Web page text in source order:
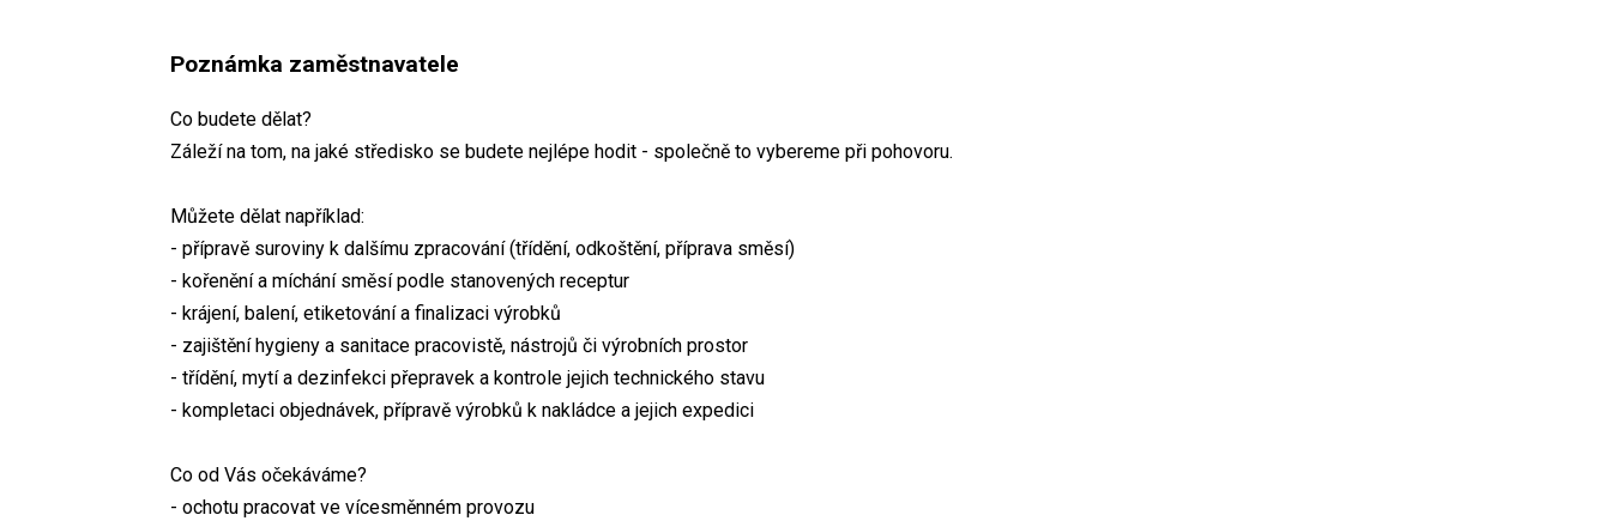
Poznámka zaměstnavatele
Co budete dělat?
Záleží na tom, na jaké středisko se budete nejlépe hodit - společně to vybereme při pohovoru.
Můžete dělat například:
- přípravě suroviny k dalšímu zpracování (třídění, odkoštění, příprava směsí)
- kořenění a míchání směsí podle stanovených receptur
- krájení, balení, etiketování a finalizaci výrobků
- zajištění hygieny a sanitace pracovistě, nástrojů či výrobních prostor
- třídění, mytí a dezinfekci přepravek a kontrole jejich technického stavu
- kompletaci objednávek, přípravě výrobků k nakládce a jejich expedici
Co od Vás očekáváme?
- ochotu pracovat ve vícesměnném provozu